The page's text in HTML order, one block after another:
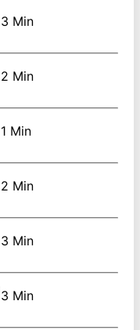
3 Min
2 Min
1 Min
2 Min
3 Min
3 Min